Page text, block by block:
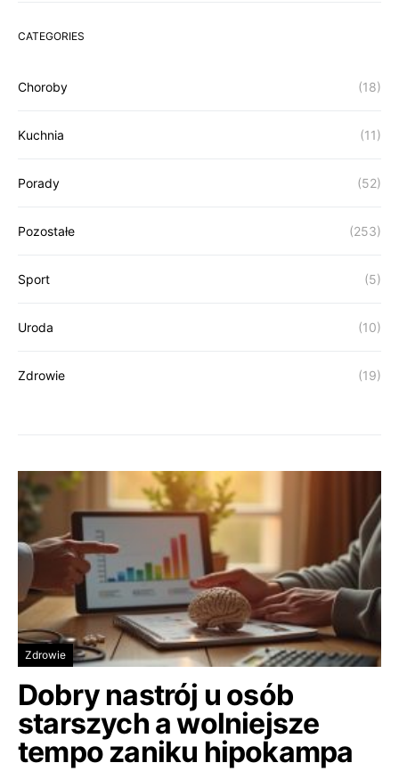
CATEGORIES
Choroby (18)
Kuchnia (11)
Porady (52)
Pozostałe (253)
Sport (5)
Uroda (10)
Zdrowie (19)
Zdrowie
Dobry nastrój u osób
starszych a wolniejsze
tempo zaniku hipokampa